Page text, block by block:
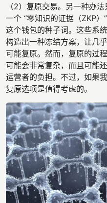
（2）复原交易。另一种办
一个 “零知识的证据（ZKP
这个钱包的种子词。这些系
构造出一种冻结方案，让几
可能复原。然而，复原的过
可能会非常复杂，而且可能
运营者的负担。不过，如果
复原选项是值得考虑的。